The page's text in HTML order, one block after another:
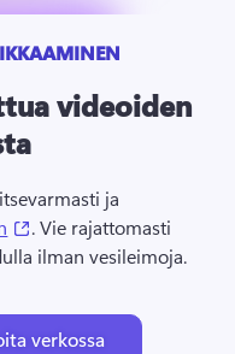
videoiden
ja
(opens in a new tab)
. Vie rajattomasti
ilman vesileimoja.
verkossa